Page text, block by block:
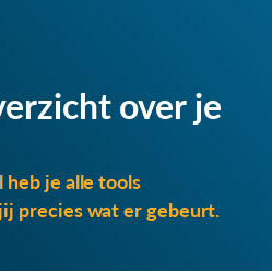
over je
je alle tools
precies wat er gebeurt.